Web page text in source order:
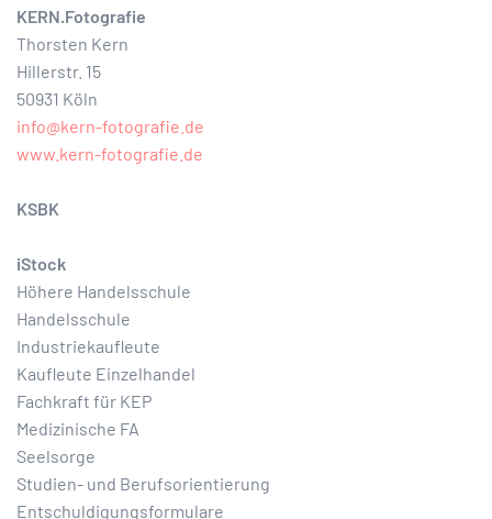
KERN.Fotografie
Thorsten Kern
Hillerstr. 15
50931 Köln
info@kern-fotografie.de
www.kern-fotografie.de
KSBK
iStock
Höhere Handelsschule
Handelsschule
Industriekaufleute
Kaufleute Einzelhandel
Fachkraft für KEP
Medizinische FA
Seelsorge
Studien- und Berufsorientierung
Entschuldigungs­formulare